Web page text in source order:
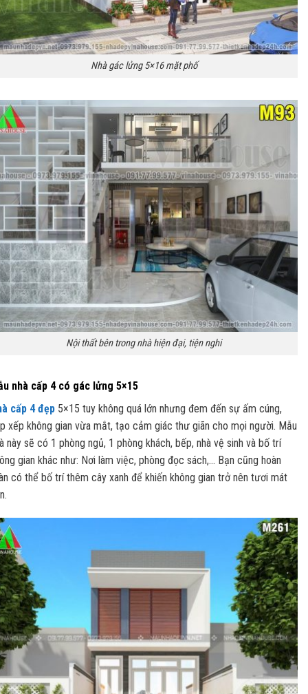
Nhà gác lửng 5×16 mặt phố
Nội thất bên trong nhà hiện đại, tiện nghi
nhà cấp 4 có gác lửng 5×15
cấp 4 đẹp 5×15 tuy không quá lớn nhưng đem đến sự ấm cúng,
xếp không gian vừa mắt, tạo cảm giác thư giãn cho mọi người. Mẫu
này sẽ có 1 phòng ngủ, 1 phòng khách, bếp, nhà vệ sinh và bố trí
gian khác như: Nơi làm việc, phòng đọc sách,… Bạn cũng hoàn
có thể bố trí thêm cây xanh để khiến không gian trở nên tươi mát